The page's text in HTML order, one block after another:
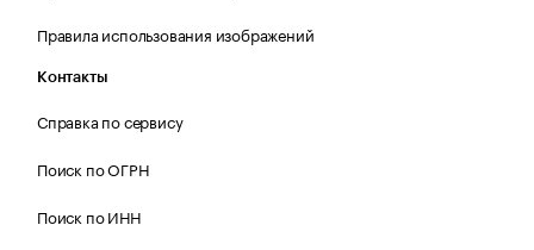
Правила использования изображений
Контакты
Справка по сервису
Поиск по ОГРН
Поиск по ИНН